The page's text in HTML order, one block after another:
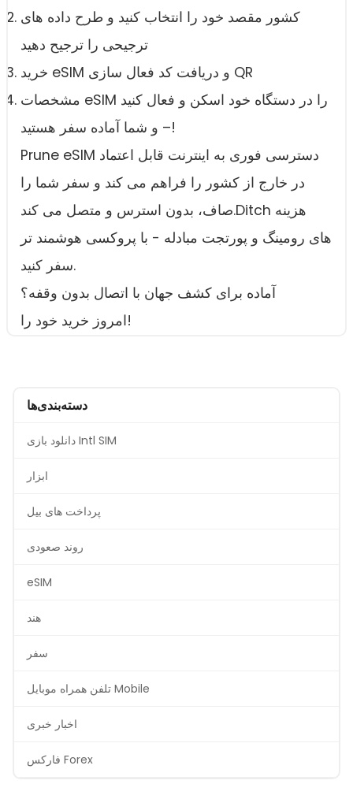
کشور مقصد خود را انتخاب کنید و طرح داده های
ترجیحی را ترجیح دهید
خرید eSIM و دریافت کد فعال سازی QR
مشخصات eSIM را در دستگاه خود اسکن و فعال کنید
– و شما آماده سفر هستید!
Prune eSIM دسترسی فوری به اینترنت قابل اعتماد
در خارج از کشور را فراهم می کند و سفر شما را
صاف، بدون استرس و متصل می کند.Ditch هزینه
های رومینگ و پورتجت مبادله - با پروکسی هوشمند تر
سفر کنید.
آماده برای کشف جهان با اتصال بدون وقفه؟
امروز خرید خود را!
دسته‌بندی‌ها
دانلود بازی Intl SIM
ابزار
پرداخت های بیل
روند صعودی
eSIM
هند
سفر
تلفن همراه موبایل Mobile
اخبار خبری
فارکس Forex